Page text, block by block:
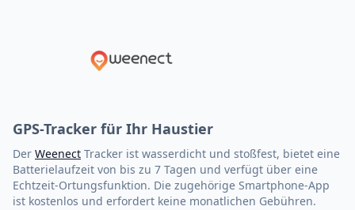
GPS-Tracker für Ihr Haustier
Der Weenect Tracker ist wasserdicht und stoßfest, bietet eine
Batterielaufzeit von bis zu 7 Tagen und verfügt über eine
Echtzeit-Ortungsfunktion. Die zugehörige Smartphone-App
ist kostenlos und erfordert keine monatlichen Gebühren.